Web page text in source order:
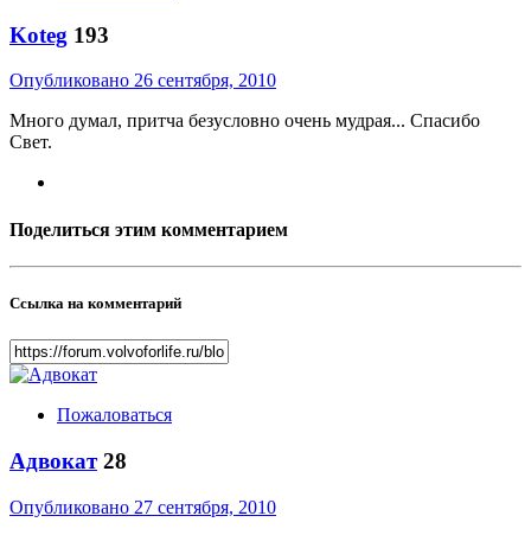
Koteg 193
Опубликовано 26 сентября, 2010
Много думал, притча безусловно очень мудрая... Спасибо
Свет.
Поделиться этим комментарием
Ссылка на комментарий
Пожаловаться
Адвокат 28
Опубликовано 27 сентября, 2010